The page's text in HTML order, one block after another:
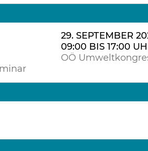
29. SEPTEMBER
09:00 BIS 17:00
OÖ